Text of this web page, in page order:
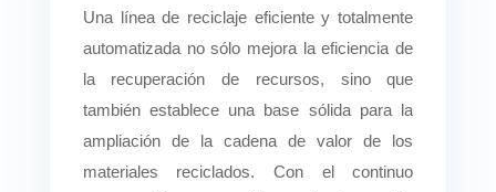
Una línea de reciclaje eficiente y totalmente
automatizada no sólo mejora la eficiencia de
la recuperación de recursos, sino que
también establece una base sólida para la
ampliación de la cadena de valor de los
materiales reciclados. Con el continuo